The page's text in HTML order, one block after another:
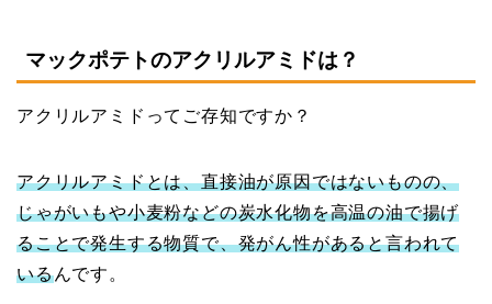
マックポテトのアクリルアミドは？
アクリルアミドってご存知ですか？
アクリルアミドとは、直接油が原因ではないものの、
じゃがいもや小麦粉などの炭水化物を高温の油で揚げ
ることで発生する物質で、発がん性があると言われて
いるんです。